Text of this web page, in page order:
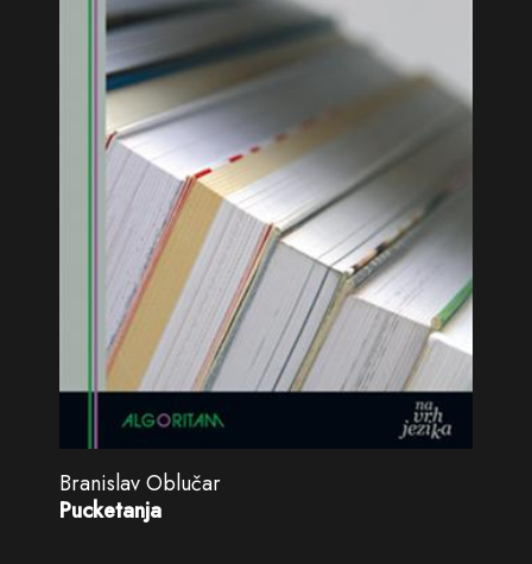
Branislav Oblučar
Pucketanja